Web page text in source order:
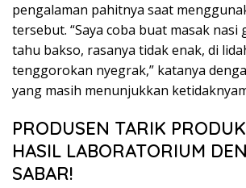
pengalaman pahitnya saat
tersebut. “Saya coba buat masak nasi
tahu bakso, rasanya tidak enak, di
tenggorokan nyegrak,” katanya
yang masih menunjukkan
PRODUSEN TARIK
HASIL LABORATORIUM
SABAR!